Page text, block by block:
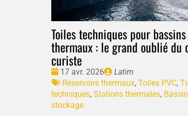
Toiles techniques pour bassins
thermaux : le grand oublié du
curiste
Date
:
17 avr. 2026
Publié
par
Latim
Tags
:
Réservoirs thermaux, Toiles PVC,
techniques, Stations thermales,
stockage